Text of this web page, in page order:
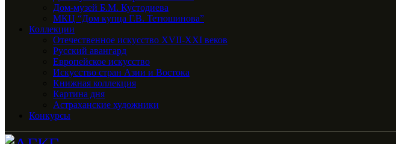
Дом-музей Б.М. Кустодиева
МКЦ “Дом купца Г.В. Тетюшинова”
Коллекции
Отечественное искусство XVII-XXI веков
Русский авангард
Европейское искусство
Искусство стран Азии и Востока
Книжная коллекция
Картина дня
Астраханские художники
Конкурсы